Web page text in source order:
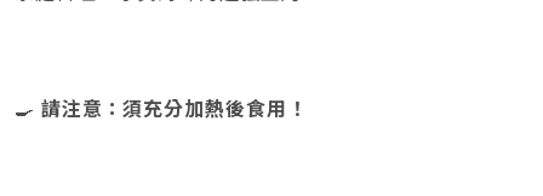
🍳 請注意：須充分加熱後食用！